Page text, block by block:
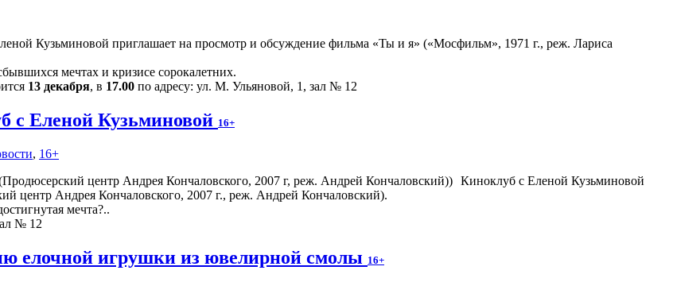
Кузьминовой приглашает на просмотр и обсуждение фильма «Ты и я» («Мосфильм», 1971 г., реж. Лариса
мечтах и кризисе сорокалетних.
13 декабря, в 17.00 по адресу: ул. М. Ульяновой, 1, зал № 12
с Еленой Кузьминовой 16+
, 16+
Киноклуб с Еленой Кузьминовой
центр Андрея Кончаловского, 2007 г., реж. Андрей Кончаловский).
мечта?..
№ 12
елочной игрушки из ювелирной смолы 16+